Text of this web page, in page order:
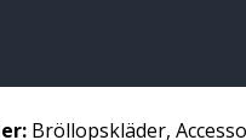
Bröllopskläder,